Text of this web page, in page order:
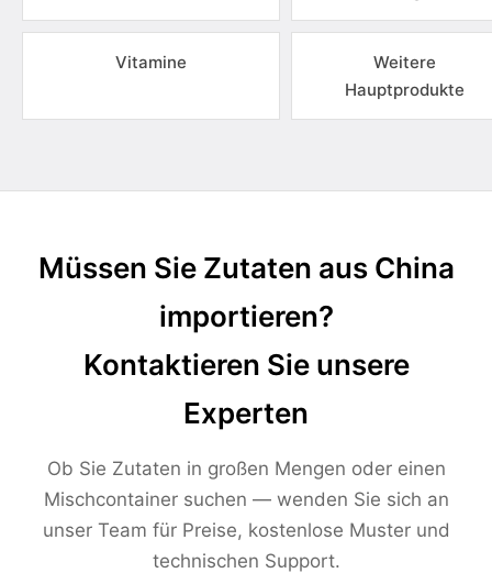
Vitamine
Weitere
Hauptprodukte
Müssen Sie Zutaten aus China
importieren?
Kontaktieren Sie unsere
Experten
Ob Sie Zutaten in großen Mengen oder einen
Mischcontainer suchen — wenden Sie sich an
unser Team für Preise, kostenlose Muster und
technischen Support.